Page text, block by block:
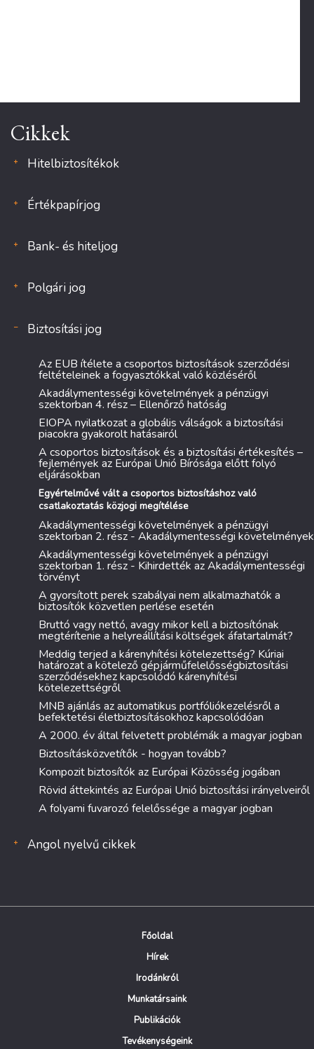
Cikkek
Hitelbiztosítékok
Értékpapírjog
Bank- és hiteljog
Polgári jog
Biztosítási jog
Az EUB ítélete a csoportos biztosítások szerződési
feltételeinek a fogyasztókkal való közléséről
Akadálymentességi követelmények a pénzügyi
szektorban 4. rész – Ellenőrző hatóság
EIOPA nyilatkozat a globális válságok a biztosítási
piacokra gyakorolt hatásairól
A csoportos biztosítások és a biztosítási értékesítés –
fejlemények az Európai Unió Bírósága előtt folyó
eljárásokban
Egyértelművé vált a csoportos biztosításhoz való
csatlakoztatás közjogi megítélése
Akadálymentességi követelmények a pénzügyi
szektorban 2. rész - Akadálymentességi követelmények
Akadálymentességi követelmények a pénzügyi
szektorban 1. rész - Kihirdették az Akadálymentességi
törvényt
A gyorsított perek szabályai nem alkalmazhatók a
biztosítók közvetlen perlése esetén
Bruttó vagy nettó, avagy mikor kell a biztosítónak
megtérítenie a helyreállítási költségek áfatartalmát?
Meddig terjed a kárenyhítési kötelezettség? Kúriai
határozat a kötelező gépjárműfelelősségbiztosítási
szerződésekhez kapcsolódó kárenyhítési
kötelezettségről
MNB ajánlás az automatikus portfóliókezelésről a
befektetési életbiztosításokhoz kapcsolódóan
A 2000. év által felvetett problémák a magyar jogban
Biztosításközvetítők - hogyan tovább?
Kompozit biztosítók az Európai Közösség jogában
Rövid áttekintés az Európai Unió biztosítási irányelveiről
A folyami fuvarozó felelőssége a magyar jogban
Angol nyelvű cikkek
Főoldal
Hírek
Irodánkról
Munkatársaink
Publikációk
Tevékenységeink